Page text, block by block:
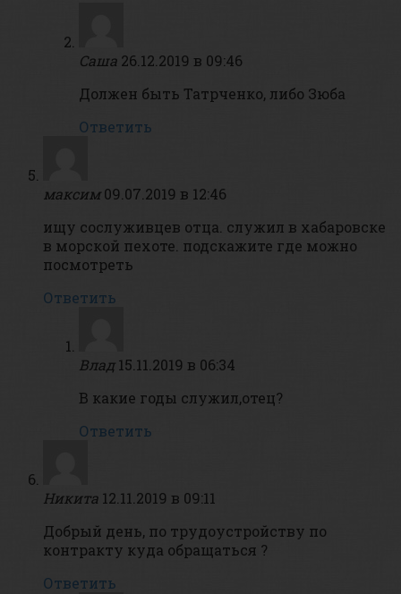
Саша 26.12.2019 в 09:46
Должен быть Татрченко, либо Зюба
Ответить
максим 09.07.2019 в 12:46
ищу сослуживцев отца. служил в хабаровске
в морской пехоте. подскажите где можно
посмотреть
Ответить
Влад 15.11.2019 в 06:34
В какие годы служил,отец?
Ответить
Никита 12.11.2019 в 09:11
Добрый день, по трудоустройству по
контракту куда обращаться ?
Ответить